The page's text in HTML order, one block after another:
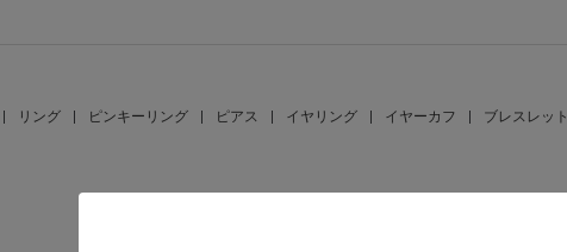
リング ピンキーリング ピアス イヤリング イヤーカフ ブレスレット